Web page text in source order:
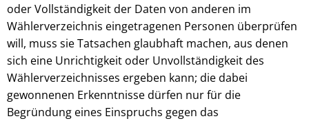
oder Vollständigkeit der Daten von anderen im
Wählerverzeichnis eingetragenen Personen überprüfen
will, muss sie Tatsachen glaubhaft machen, aus denen
sich eine Unrichtigkeit oder Unvollständigkeit des
Wählerverzeichnisses ergeben kann; die dabei
gewonnenen Erkenntnisse dürfen nur für die
Begründung eines Einspruchs gegen das